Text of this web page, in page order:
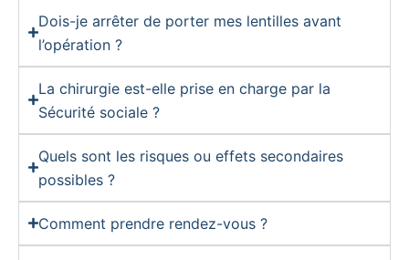
Dois-je arrêter de porter mes lentilles avant
l’opération ?
La chirurgie est-elle prise en charge par la
Sécurité sociale ?
Quels sont les risques ou effets secondaires
possibles ?
Comment prendre rendez-vous ?